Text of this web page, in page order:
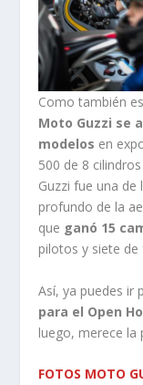
Como también
Moto Guzzi se
modelos en
500 de 8
Guzzi fue una
profundo de la
que ganó 15
pilotos y siete de
Así, ya puedes ir
para el Open
luego, merece la
FOTOS MOTO